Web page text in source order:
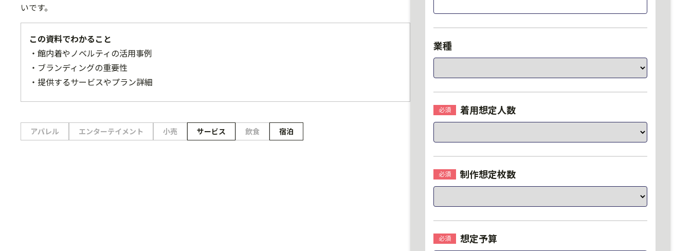
いです。
この資料でわかること
・館内着やノベルティの活用事例
・ブランディングの重要性
・提供するサービスやプラン詳細
アパレル エンターテイメント 小売 サービス 飲食 宿泊